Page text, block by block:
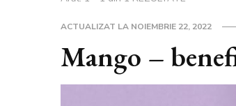
ACTUALIZAT LA NOIEMBRIE 22, 2022
Mango –